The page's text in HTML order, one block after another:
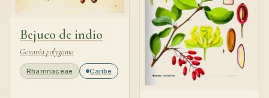
Bejuco de indio
Gouania polygama
Rhamnaceae Caribe